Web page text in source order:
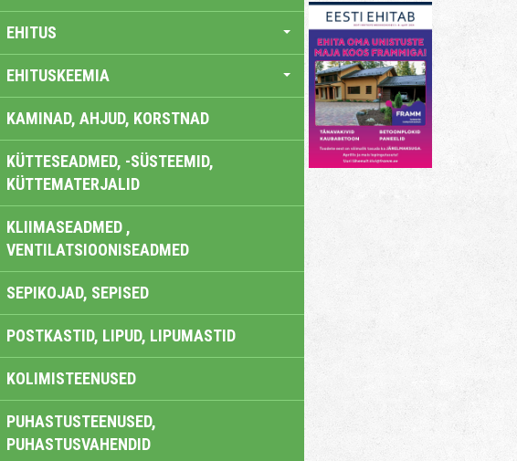
EHITUS
EHITUSKEEMIA
KAMINAD, AHJUD, KORSTNAD
KÜTTESEADMED, -SÜSTEEMID,
KÜTTEMATERJALID
KLIIMASEADMED ,
VENTILATSIOONISEADMED
SEPIKOJAD, SEPISED
POSTKASTID, LIPUD, LIPUMASTID
KOLIMISTEENUSED
PUHASTUSTEENUSED,
PUHASTUSVAHENDID